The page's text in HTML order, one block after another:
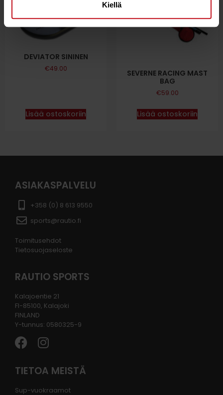
Kiellä
DEVIATOR SININEN
€49.00
Lisää ostoskoriin
SEVERNE RACING MAST
BAG
€59.00
Lisää ostoskoriin
ASIAKASPALVELU
+358 (0) 8 613 9550
sports@rautio.fi
Toimitusehdot
Tietosuojaseloste
RAUTIO SPORTS
Kalajoentie 21
FI-85100, Kalajoki
FINLAND
Y-tunnus: 0580325-9
TIETOA MEISTÄ
Sup-vuokraamot